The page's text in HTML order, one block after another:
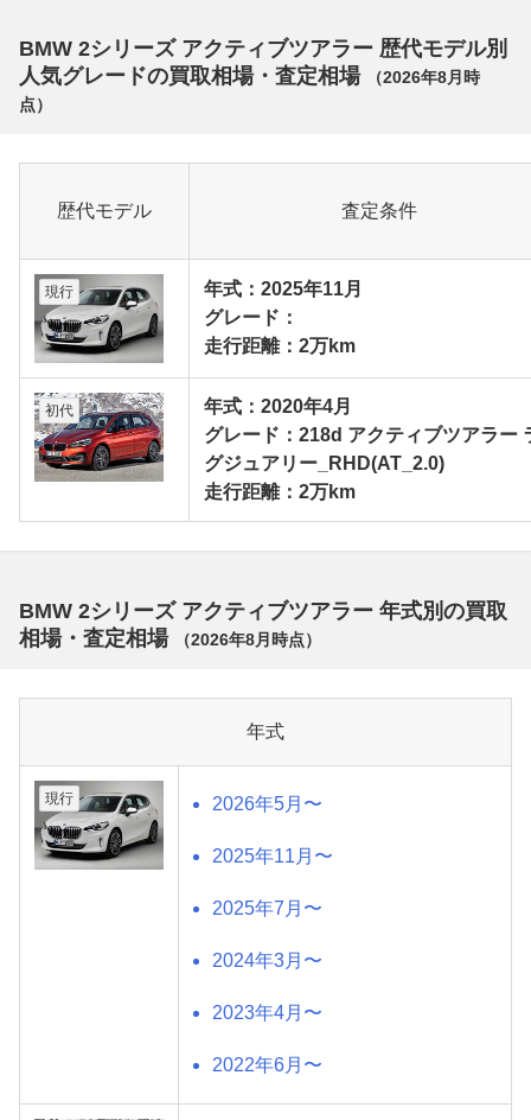
BMW 2シリーズ アクティブツアラー 歴代モデル別
人気グレードの買取相場・査定相場
（2026年8月 時
点）
歴代モデル 査定条件
現行
年式：2025年11月
グレード：
走行距離：2万km
初代
年式：2020年4月
グレード：218d アクティブツアラー
グジュアリー_RHD(AT_2.0)
走行距離：2万km
BMW 2シリーズ アクティブツアラー 年式別の買取
相場・査定相場
（2026年8月 時点）
年式
現行 2026年5月〜
2025年11月〜
2025年7月〜
2024年3月〜
2023年4月〜
2022年6月〜